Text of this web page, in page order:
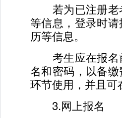
若为已注册老
等信息，登录时
历等信息。
考生应在报名
名和密码，以备
环节使用，并且
3.网上报名